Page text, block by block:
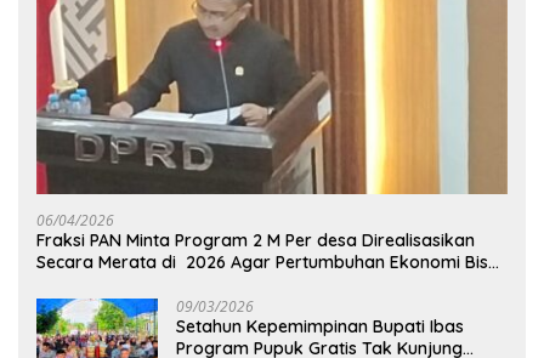
06/04/2026
Fraksi PAN Minta Program 2 M Per desa Direalisasikan
Secara Merata di 2026 Agar Pertumbuhan Ekonomi Bisa
09/03/2026
Setahun Kepemimpinan Bupati Ibas
Program Pupuk Gratis Tak Kunjung